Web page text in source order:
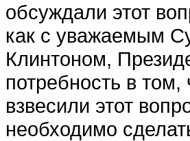
обсуждали этот
как с уважаемым
Клинтоном,
потребность в
взвесили этот
необходимо